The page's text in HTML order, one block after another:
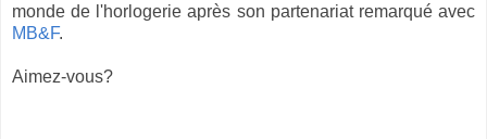
monde de l'horlogerie après son partenariat remarqué avec
MB&F.
Aimez-vous?